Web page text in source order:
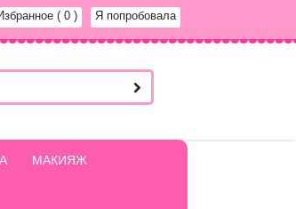
( 0 ) Я попробовала
МАКИЯЖ